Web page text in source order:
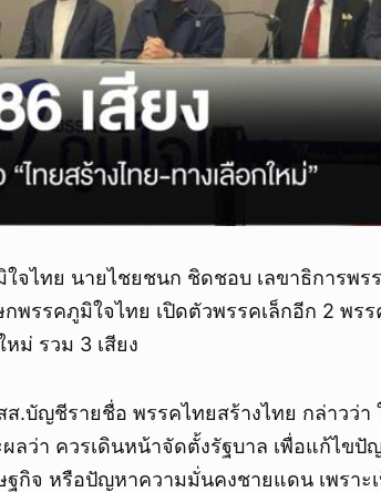
จไทย นายไชยชนก ชิดชอบ เลขาธิการพร
รรคภูมิใจไทย เปิดตัวพรรคเล็กอีก 2 พรร
ม่ รวม 3 เสียง
.บัญชีรายชื่อ พรรคไทยสร้างไทย กล่าวว่า
ลว่า ควรเดินหน้าจัดตั้งรัฐบาล เพื่อแก้ไขปั
กิจ หรือปัญหาความมั่นคงชายแดน เพราะเ